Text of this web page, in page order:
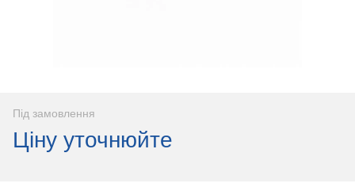
Під замовлення
Ціну уточнюйте